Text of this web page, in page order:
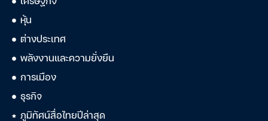
เศรษฐกิจ
หุ้น
ต่างประเทศ
พลังงานและความยั่งยืน
การเมือง
ธุรกิจ
ภูมิทัศน์สื่อไทยปีล่าสุด